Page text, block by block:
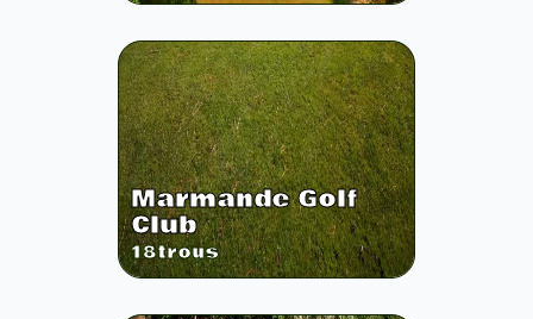
Marmande Golf
Club
18trous